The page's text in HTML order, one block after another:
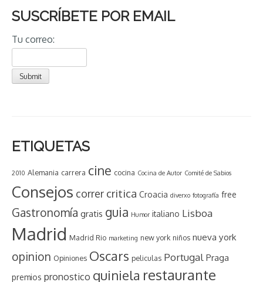
SUSCRÍBETE POR EMAIL
Tu correo:
ETIQUETAS
2010 Alemania carrera cine cocina Cocina de Autor Comité de Sabios
Consejos correr critica Croacia diverxo fotografía free
Gastronomía gratis guia Humor italiano Lisboa
Madrid Madrid Rio marketing new york niños nueva york
opinion Opiniones Oscars peliculas Portugal Praga
premios pronostico quiniela restaurante